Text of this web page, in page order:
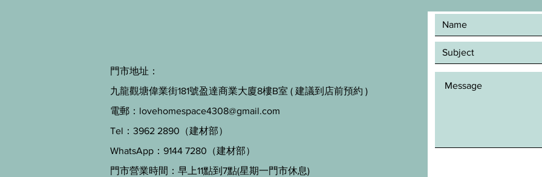
門市地址：
九龍觀塘偉業街181號盈達商業大廈8樓B室 ( 建議到店前預約 )
電郵： lovehomespace4308@gmail.com
Tel：3962 2890（建材部）
WhatsApp：9144 7280（建材部）
門市營業時間：早上11點到7點(星期一門市休息)